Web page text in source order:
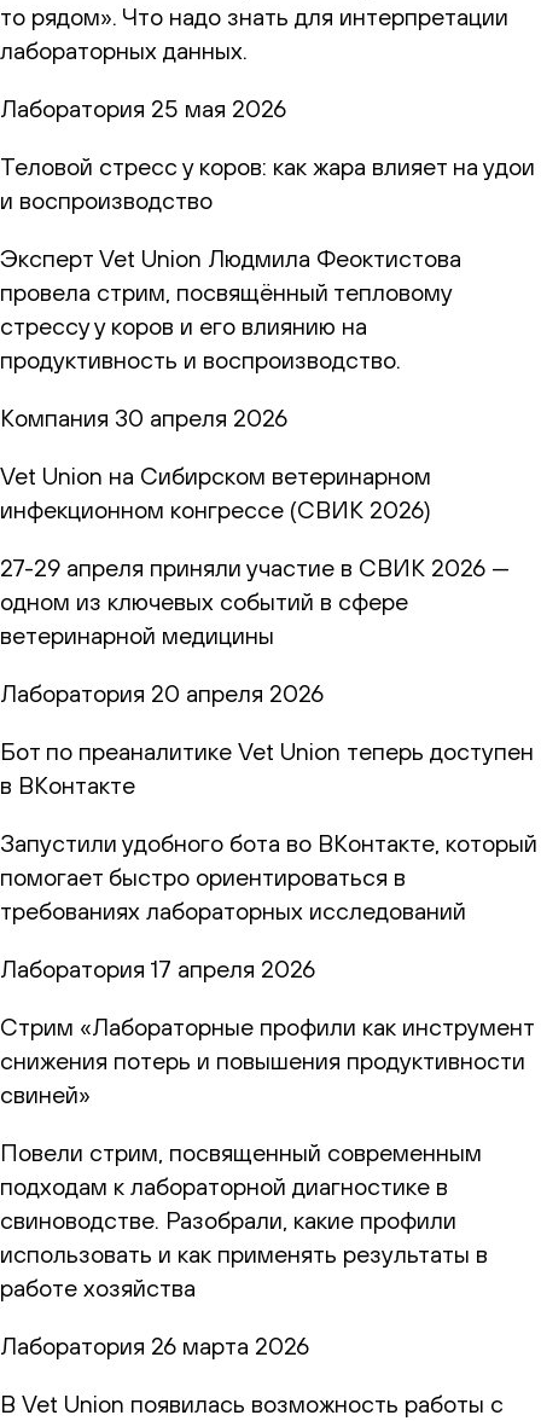
то рядом». Что надо знать для интерпретации
лабораторных данных.
Лаборатория 25 мая 2026
Теловой стресс у коров: как жара влияет на удои
и воспроизводство
Эксперт Vet Union Людмила Феоктистова
провела стрим, посвящённый тепловому
стрессу у коров и его влиянию на
продуктивность и воспроизводство.
Компания 30 апреля 2026
Vet Union на Сибирском ветеринарном
инфекционном конгрессе (СВИК 2026)
27-29 апреля приняли участие в СВИК 2026 —
одном из ключевых событий в сфере
ветеринарной медицины
Лаборатория 20 апреля 2026
Бот по преаналитике Vet Union теперь доступен
в ВКонтакте
Запустили удобного бота во ВКонтакте, который
помогает быстро ориентироваться в
требованиях лабораторных исследований
Лаборатория 17 апреля 2026
Стрим «Лабораторные профили как инструмент
снижения потерь и повышения продуктивности
свиней»
Повели стрим, посвященный современным
подходам к лабораторной диагностике в
свиноводстве. Разобрали, какие профили
использовать и как применять результаты в
работе хозяйства
Лаборатория 26 марта 2026
В Vet Union появилась возможность работы с